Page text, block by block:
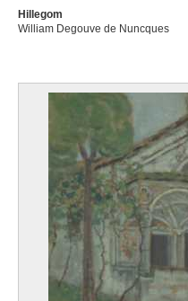
Hillegom
William Degouve de Nuncques